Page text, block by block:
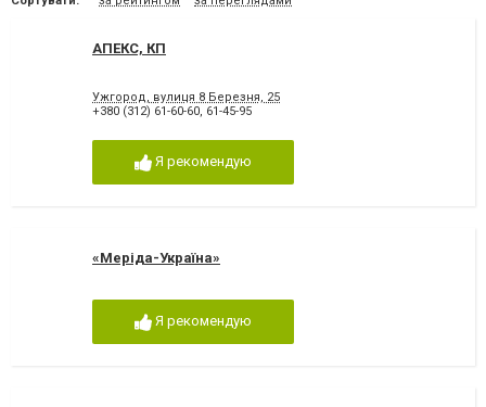
АПЕКС, КП
Ужгород, вулиця 8 Березня, 25
+380 (312) 61-60-60, 61-45-95
Я рекомендую
«Меріда-Україна»
Я рекомендую